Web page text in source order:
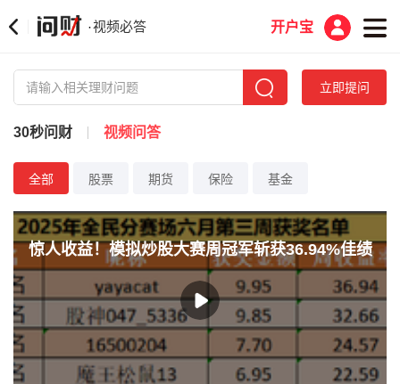
·视频必答 开户宝
立即提问
30秒问财 视频问答
全部 股票 期货 保险 基金
惊人收益！模拟炒股大赛周冠军斩获36.94%佳绩